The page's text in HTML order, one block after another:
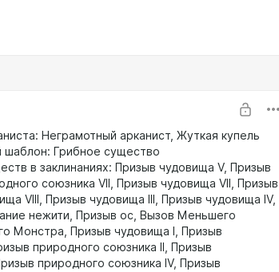
Неграмотный арканист, Жуткая купель
Грибное существо
в заклинаниях: Призыв чудовища V, Призыв
союзника VII, Призыв чудовища VII, Призыв
VIII, Призыв чудовища III, Призыв чудовища IV,
нежити, Призыв ос, Вызов Меньшего
Монстра, Призыв чудовища I, Призыв
природного союзника II, Призыв
природного союзника IV, Призыв